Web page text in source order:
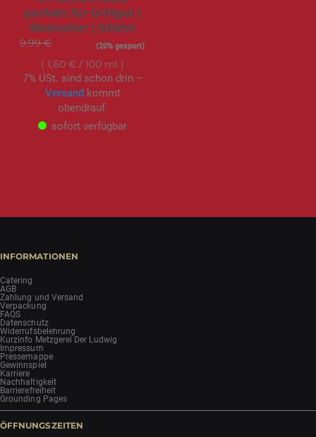
perfekt für Grillgut |
Bestseller | 500ml
9,99 € Sonderangebot(20% gespart)
1,60 € / 100 ml
7% USt. sind schon drin –
Versand kommt
obendrauf.
sofort verfügbar
INFORMATIONEN
Catering
AGB
Zahlung und Versand
Verpackung
FAQS
Datenschutz
Widerrufsbelehrung
Kurzinfo Metzgerei Der Ludwig
Impressum
Pressemappe
Gewinnspiel
Karriere
Nachhaltigkeit
Barrierefreiheit
Grounding Pages
ÖFFNUNGSZEITEN